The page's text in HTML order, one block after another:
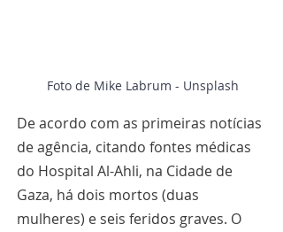
Foto de Mike Labrum - Unsplash
De acordo com as primeiras notícias
de agência, citando fontes médicas
do Hospital Al-Ahli, na Cidade de
Gaza, há dois mortos (duas
mulheres) e seis feridos graves. O